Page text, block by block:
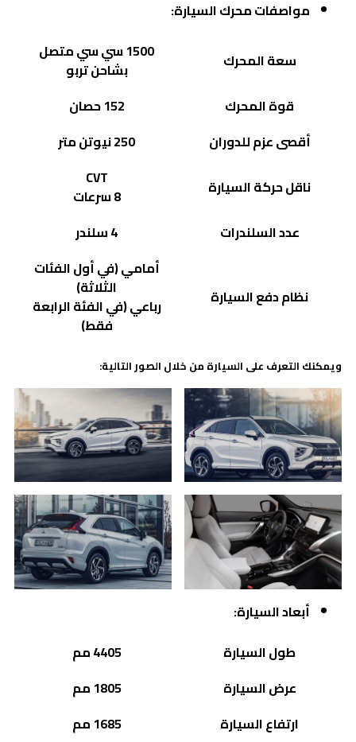
مواصفات محرك السيارة:
سعة المحرك
1500 سي سي متصل
بشاحن تربو
قوة المحرك
152 حصان
أقصى عزم للدوران
250 نيوتن متر
ناقل حركة السيارة
CVT
8 سرعات
عدد السلندرات
4 سلندر
نظام دفع السيارة
أمامي (في أول الفئات
الثلاثة)
رباعي (في الفئة الرابعة
فقط)
ويمكنك التعرف على السيارة من خلال الصور التالية:
أبعاد السيارة:
طول السيارة
4405 مم
عرض السيارة
1805 مم
ارتفاع السيارة
1685 مم